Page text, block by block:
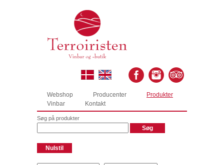
Webshop Producenter
Produkter
Vinbar
Kontakt
Søg på produkter